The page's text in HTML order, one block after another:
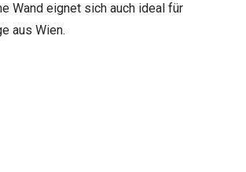
Wand eignet sich auch ideal für
aus Wien.